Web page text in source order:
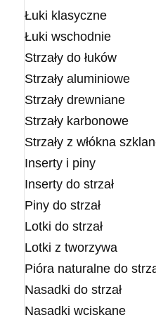
Łuki klasyczne
Łuki wschodnie
Strzały do łuków
Strzały aluminiowe
Strzały drewniane
Strzały karbonowe
Strzały z włókna
Inserty i piny
Inserty do strzał
Piny do strzał
Lotki do strzał
Lotki z tworzywa
Pióra naturalne do
Nasadki do strzał
Nasadki wciskane